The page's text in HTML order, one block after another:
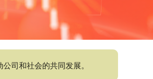
司和社会的共同发展。